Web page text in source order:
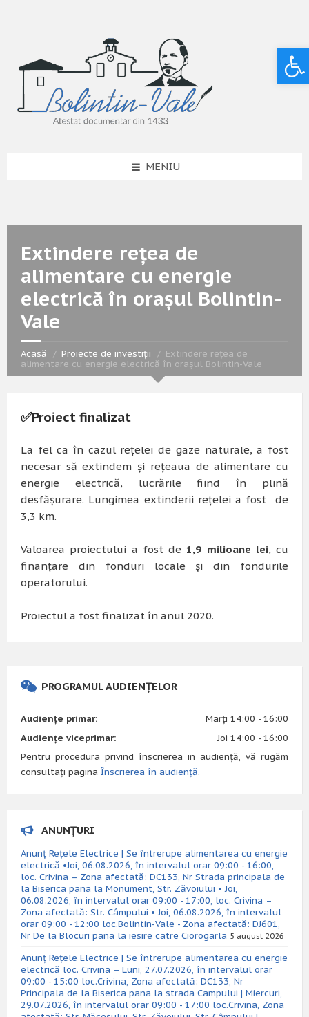
MENIU
Extindere rețea de
alimentare cu energie
electrică în orașul Bolintin-
Vale
Acasă Proiecte de investiții
Extindere rețea de
alimentare cu energie electrică în orașul Bolintin-Vale
✅Proiect finalizat
La fel ca în cazul rețelei de gaze naturale, a fost
necesar să extindem și rețeaua de alimentare cu
energie electrică, lucrările fiind în plină
desfășurare. Lungimea extinderii rețelei a fost de
3,3 km.
Valoarea proiectului a fost de1,9 milioane lei, cu
finanțare din fonduri locale și din fondurile
operatorului.
Proiectul a fost finalizat în anul 2020.
PROGRAMUL AUDIENȚELOR
Audiențe primar:
Marți 14:00 - 16:00
Audiențe viceprimar:
Joi 14:00 - 16:00
Pentru procedura privind înscrierea in audiență, vă rugăm
consultați pagina Înscrierea în audiență.
ANUNȚURI
Anunț Rețele Electrice | Se întrerupe alimentarea cu energie
electrică •Joi, 06.08.2026, în intervalul orar 09:00 - 16:00,
loc. Crivina – Zona afectată: DC133, Nr Strada principala de
la Biserica pana la Monument, Str. Zăvoiului • Joi,
06.08.2026, în intervalul orar 09:00 - 17:00, loc. Crivina –
Zona afectată: Str. Câmpului • Joi, 06.08.2026, în intervalul
orar 09:00 - 12:00 loc.Bolintin-Vale - Zona afectată: DJ601,
Nr De la Blocuri pana la iesire catre Ciorogarla 5 august 2026
Anunț Rețele Electrice | Se întrerupe alimentarea cu energie
electrică loc. Crivina – Luni, 27.07.2026, în intervalul orar
09:00 - 15:00 loc.Crivina, Zona afectată: DC133, Nr
Principala de la Biserica pana la strada Campului | Miercuri,
29.07.2026, în intervalul orar 09:00 - 17:00 loc.Crivina, Zona
Deschide bara de unelte